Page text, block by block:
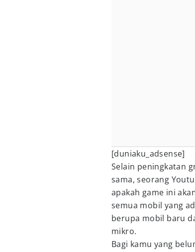
[duniaku_adsense]
Selain peningkatan
sama, seorang
apakah game ini
semua mobil yang
berupa mobil baru
mikro.
Bagi kamu yang